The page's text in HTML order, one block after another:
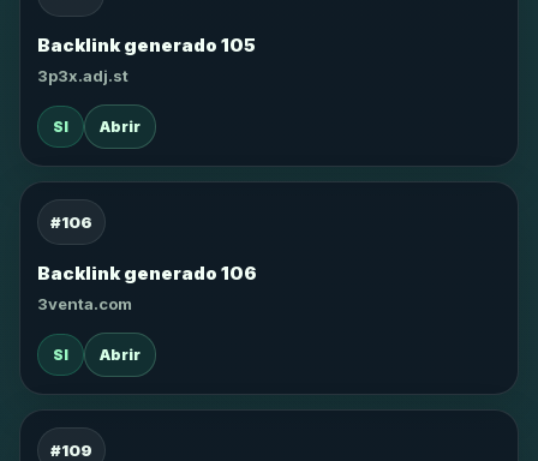
Backlink generado 105
3p3x.adj.st
SI Abrir
#106
Backlink generado 106
3venta.com
SI Abrir
#109